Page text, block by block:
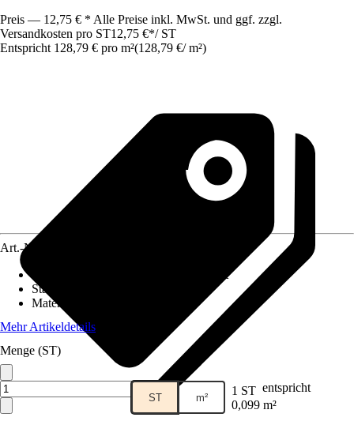
Preis — 12,75 € * Alle Preise inkl. MwSt. und ggf. zzgl.
Versandkosten pro ST12,75 €*/ ST
Entspricht 128,79 € pro m²(128,79 €/ m²)
Art.-Nr.
Glänzend, Gebürstet
Stärke
Material
Mehr Artikeldetails
Menge (ST)
ST m² 1 ST entspricht
0,099 m²